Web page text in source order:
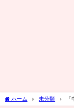
ホーム 未分類